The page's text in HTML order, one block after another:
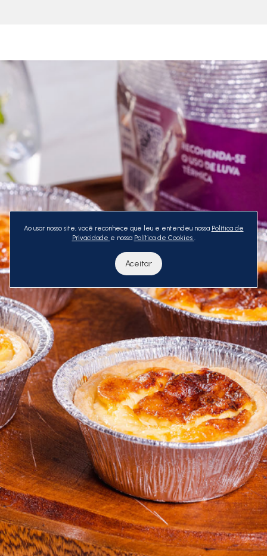
Ao usar nosso site, você reconhece que leu e entendeu nossa Política de
Privacidade e nossa Política de Cookies
Aceitar